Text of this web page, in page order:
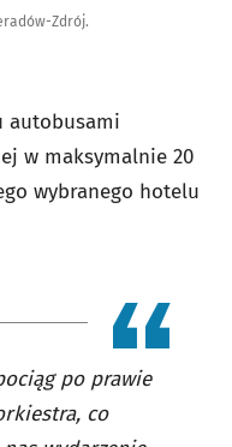
Zdrój.
autobusami
w maksymalnie 20
wybranego hotelu
po prawie
co